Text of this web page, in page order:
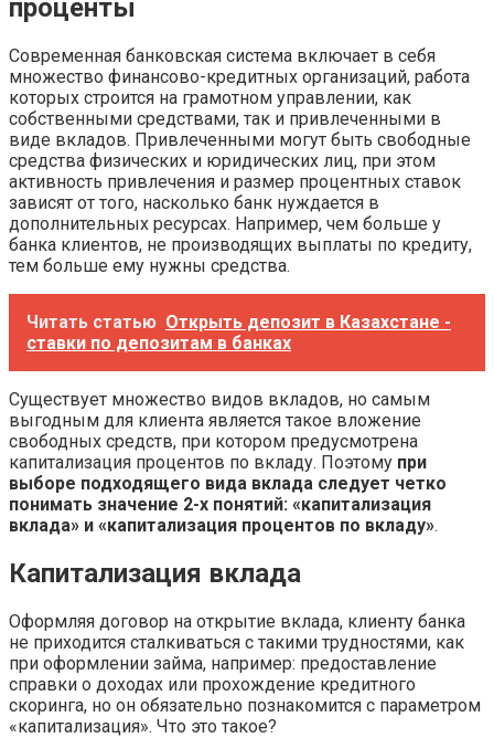
проценты
Современная банковская система включает в себя
множество финансово-кредитных организаций, работа
которых строится на грамотном управлении, как
собственными средствами, так и привлеченными в
виде вкладов. Привлеченными могут быть свободные
средства физических и юридических лиц, при этом
активность привлечения и размер процентных ставок
зависят от того, насколько банк нуждается в
дополнительных ресурсах. Например, чем больше у
банка клиентов, не производящих выплаты по кредиту,
тем больше ему нужны средства.
Читать статью Открыть депозит в Казахстане -
ставки по депозитам в банках
Существует множество видов вкладов, но самым
выгодным для клиента является такое вложение
свободных средств, при котором предусмотрена
капитализация процентов по вкладу. Поэтому при
выборе подходящего вида вклада следует четко
понимать значение 2-х понятий: «капитализация
вклада» и «капитализация процентов по вкладу».
Капитализация вклада
Оформляя договор на открытие вклада, клиенту банка
не приходится сталкиваться с такими трудностями, как
при оформлении займа, например: предоставление
справки о доходах или прохождение кредитного
скоринга, но он обязательно познакомится с параметром
«капитализация». Что это такое?